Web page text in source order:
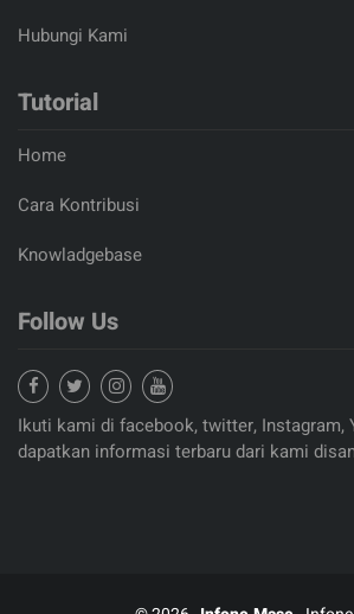
Hubungi Kami
Tutorial
Home
Cara Kontribusi
Knowladgebase
Follow Us
Ikuti kami di facebook, twitter, Instagram,
dapatkan informasi terbaru dari kami